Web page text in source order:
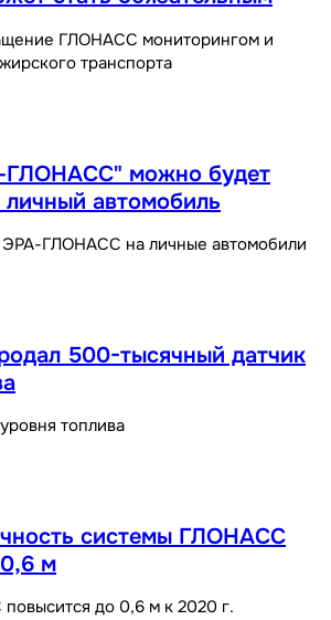
ГЛОНАСС мониторингом и
транспорта
ГЛОНАСС" можно будет
личный автомобиль
ЭРА-ГЛОНАСС на личные автомобили
500-тысячный датчик
топлива
системы ГЛОНАСС
м
до 0,6 м к 2020 г.